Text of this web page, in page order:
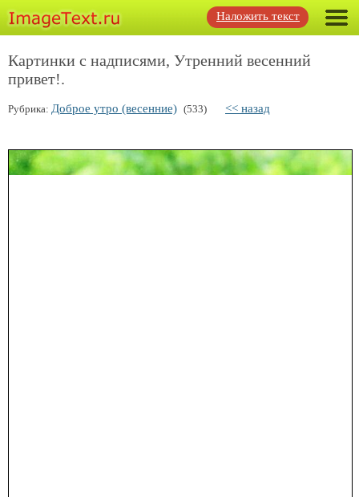
Наложить текст
Картинки с надписями, Утренний весенний
привет!.
Рубрика: Доброе утро (весенние) (533) << назад